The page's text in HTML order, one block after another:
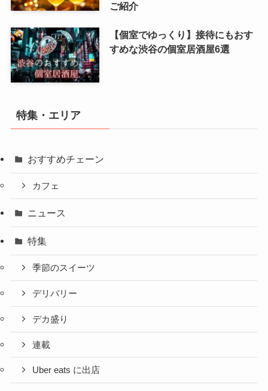
ご紹介
【個室でゆっくり】接待にもおす
すめな渋谷の個室居酒屋6選
特集・エリア
おすすめチェーン
カフェ
ニュース
特集
季節のスイーツ
デリバリー
デカ盛り
連載
Uber eats に出店